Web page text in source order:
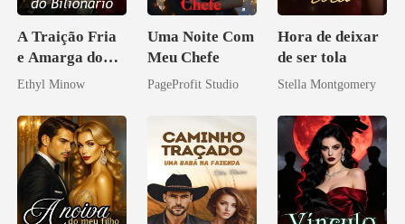
A Traição Fria
e Amarga do
Bilionário
Ethyl Minow
Uma Noite Com
Meu Chefe
PageProfit Studio
Hora de deixar
de ser tola
Stella Montgomery